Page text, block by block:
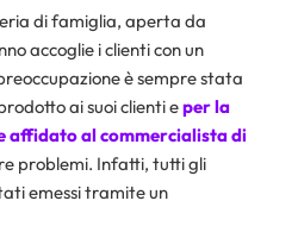
di famiglia, aperta da
accoglie i clienti con un
è sempre stata
ai suoi clienti eper la
affidato al commercialista di
problemi. Infatti, tutti gli
emessi tramite un